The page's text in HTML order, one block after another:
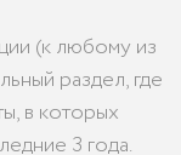
(к любому из
раздел, где
в которых
3 года.